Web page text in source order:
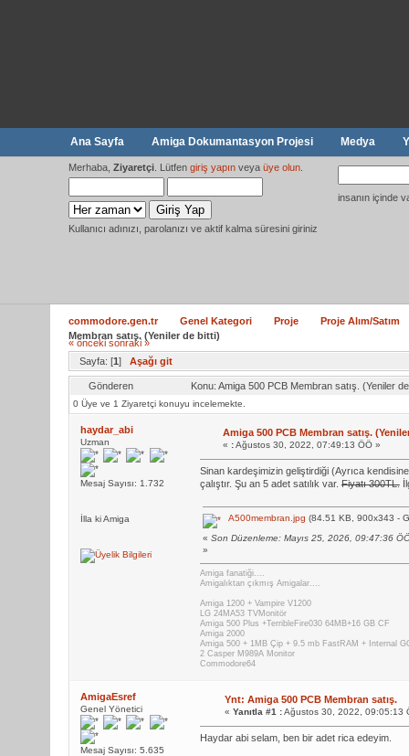
Ana Sayfa Amiga Dokumantasyon Projesi Medya
Merhaba, Ziyaretçi . Lütfen giriş yapın veya üye olun
Kullanıcı adınızı, parolanızı ve aktif kalma süresini giriniz
insanın içinde
commodore.gen.tr Genel Kategori Proje
Proje Alım/Satım
Membran satış. (Yeniler de bitti)
« önceki sonraki »
Sayfa: [1] Aşağı git
Gönderen Konu: Amiga 500 PCB Membran satış. (Yeniler
0 Üye ve 1 Ziyaretçi konuyu incelemekte.
haydar_abi
Uzman
Mesaj Sayısı: 1.732
İlla ki Amiga
Amiga 500 PCB Membran satış.
« :Ağustos 30, 2022, 07:49:13 ÖÖ »
Sinan kardeşimizin geliştirdiği (Ayrıca
çalıştır. Şu an 5 adet satılık var.Fiyatı 300TL.
A500membran.jpg (84.51 KB, 900x343 -
« Son Düzenleme: Mayıs 25, 2026, 09:47:36
»
Amiga fanatiği....
Amigalıktan çıkmış Amigalar....
Amiga 1200 + Vampire V1200
LG 24MA53 TVMonitör
Amiga 500 Plus +TerribleFire030 64MB+16 GB CF
Amiga 2000
Amiga 500 + 1MB Çip + 9.5 mb FastRAM + Internal
2 Casper M989A Monitor
Commodore64
AmigaEsref
Genel Yönetici
Mesaj Sayısı: 5.635
Ynt: Amiga 500 PCB Membran satış.
« Yanıtla #1 :Ağustos 30, 2022, 09:05:13
Haydar abi selam, ben bir adet rica edeyim.